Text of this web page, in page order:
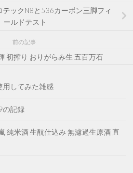
ックN8と536カーボン三脚フィ
ールドテスト
前の記事
初搾り おりがらみ生 五百万石
用してみた雑感
の記録
純米酒 生酛仕込み 無濾過生原酒 直